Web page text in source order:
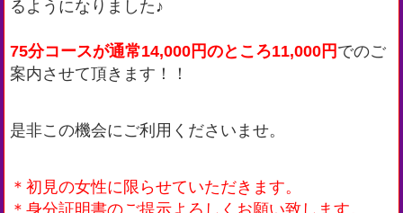
るようになりました♪
75分コースが通常14,000円のところ11,000円 でのご
案内させて頂きます！！
是非この機会にご利用くださいませ。
＊初見の女性に限らせていただきます。